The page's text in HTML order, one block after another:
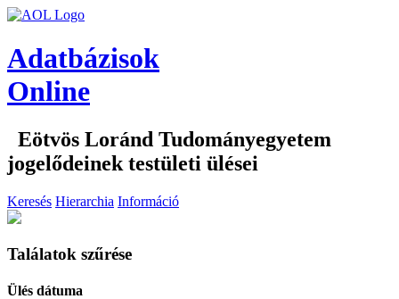
Adatbázisok
Online
Eötvös Loránd Tudományegyetem
jogelődeinek testületi ülései
Keresés Hierarchia Információ
Találatok szűrése
Ülés dátuma